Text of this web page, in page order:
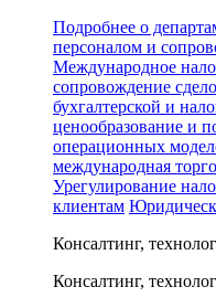
Подробнее о
персоналом и
Международное
сопровождение
бухгалтерской и
ценообразование и
операционных
международная
Урегулирование
клиентам
Консалтинг,
Консалтинг,